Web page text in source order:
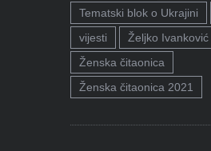
Tematski blok o Ukrajini
vijesti
Željko Ivanković
Ženska čitaonica
Ženska čitaonica 2021